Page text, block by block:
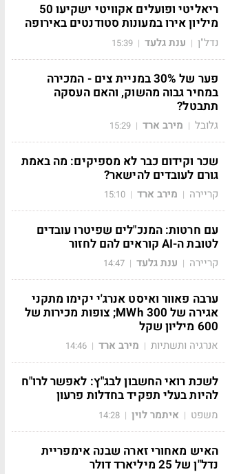
ריאליטי ופועלים אקוויטי ישקיעו 50
מיליון אירו במעונות סטודנטים באירופה
נדל"ן | ענת גלעד |
15:39
פער של 30% במניית צים - המכירה
במחיר גבוה מהשוק, והאם העסקה
תתבטל?
גלובל | מירב ארד |
15:29
שכר וקידום כבר לא מספיקים: מה באמת
גורם לעובדים להישאר?
קריירה | מירב ארד |
15:10
עם חרטות: המנכ"לים שפיטרו עובדים
לטובת ה-AI קוראים להם לחזור
קריירה | ענת גלעד |
14:47
ערבה פאוור ואיסט אנרג'י יקימו מתקני
אגירה של 300 MWh; צופות מכירות של
600 מיליון שקל
אנרגיה ותשתיות | מירב ארד |
14:46
לשכת רואי החשבון לבג"ץ: לאפשר לרו"ח
להיות בעלי תפקיד בחדלות פרעון
משפט | איתמר לוין |
14:28
האיש מאחורי זארה שבנה אימפריית
נדל"ן של 25 מיליארד דולר